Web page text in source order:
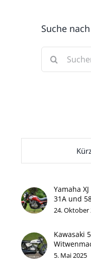
Suche
nach:
Yamaha
31A und
24. Oktober
Kawasaki
5. Mai 2025